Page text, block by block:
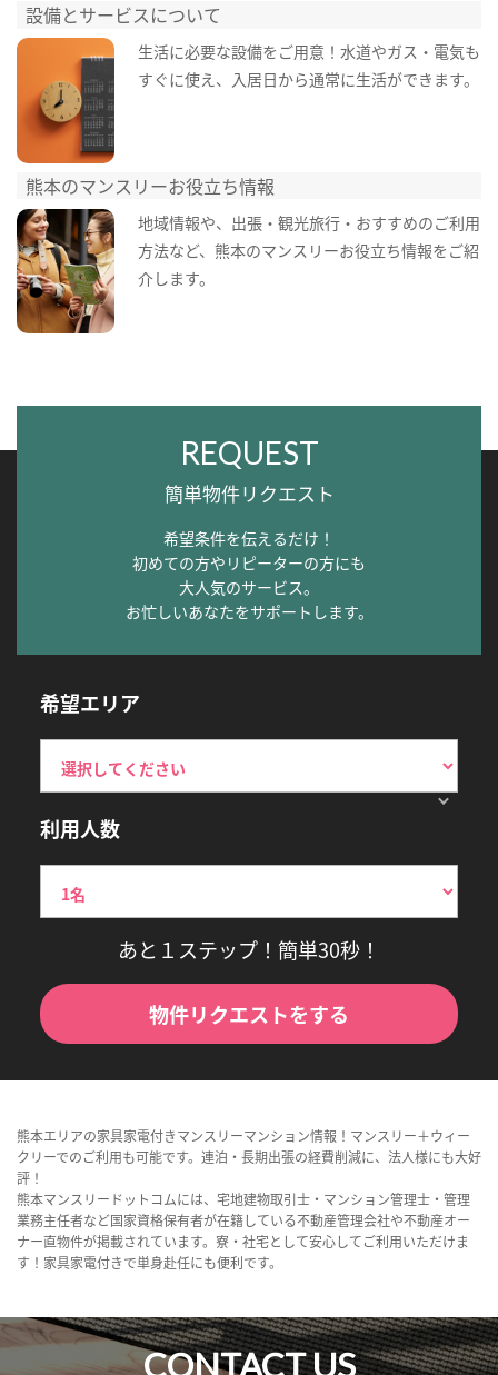
設備とサービスについて
生活に必要な設備をご用意！水道やガス・電気も
すぐに使え、入居日から通常に生活ができます。
熊本のマンスリーお役立ち情報
地域情報や、出張・観光旅行・おすすめのご利用
方法など、熊本のマンスリーお役立ち情報をご紹
介します。
REQUEST
簡単物件リクエスト
希望条件を伝えるだけ！
初めての方やリピーターの方にも
大人気のサービス。
お忙しいあなたをサポートします。
希望エリア
利用人数
あと１ステップ！簡単30秒！
物件リクエストをする
熊本エリアの家具家電付きマンスリーマンション情報！マンスリー＋ウィー
クリーでのご利用も可能です。連泊・長期出張の経費削減に、法人様にも大好
評！
熊本マンスリードットコムには、宅地建物取引士・マンション管理士・管理
業務主任者など国家資格保有者が在籍している不動産管理会社や不動産オー
ナー直物件が掲載されています。寮・社宅として安心してご利用いただけま
す！家具家電付きで単身赴任にも便利です。
CONTACT US